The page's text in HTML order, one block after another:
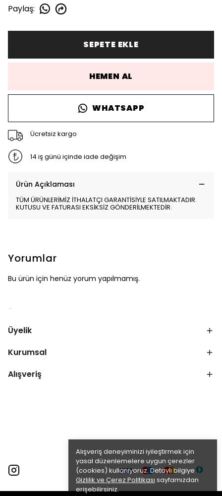
Alışveriş deneyiminizi iyileştirmek için
yasal düzenlemelere uygun çerezler
(cookies) kullanıyoruz. Detaylı bilgiye
Gizlilik ve Çerez Politikası sayfamızdan
erişebilirsiniz.
Paylaş:
SEPETE EKLE
HEMEN AL
WHATSAPP
Ücretsiz kargo
14 iş günü içinde iade değişim
Ürün Açıklaması
TÜM ÜRÜNLERİMİZ İTHALATÇI GARANTİSİYLE SATILMAKTADIR.
KUTUSU VE FATURASI EKSİKSİZ GÖNDERİLMEKTEDİR.
Yorumlar
Bu ürün için henüz yorum yapılmamış.
Üyelik
Kurumsal
Alışveriş